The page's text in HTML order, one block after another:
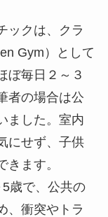
ックは、クラ
Gym）として
ぼ毎日２～３
者の場合は公
ました。室内
にせず、子供
ます。
歳で、公共の
、衝突やトラ